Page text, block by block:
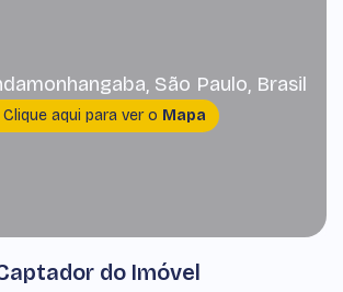
, São Paulo, Brasil
aqui para ver o Mapa
do Imóvel